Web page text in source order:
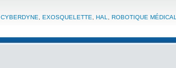
CYBERDYNE EXOSQUELETTE HAL ROBOTIQUE